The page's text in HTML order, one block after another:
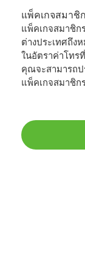
แพ็คเกจสมาชิ
แพ็คเกจสมาชิก
ต่างประเทศถึง
ในอัตราค่าโทร
คุณจะสามารถ
แพ็คเกจสมาชิก